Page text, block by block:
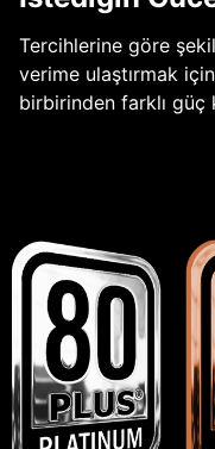
Tercihlerine göre
verime ulaştırmak
birbirinden farklı güç